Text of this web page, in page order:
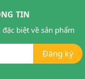
TIN
biệt về sản phẩm
Đăng ký